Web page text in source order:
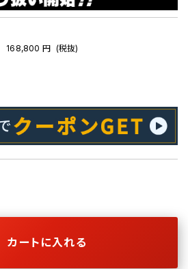
168,800 円 (税抜)
カートに入れる